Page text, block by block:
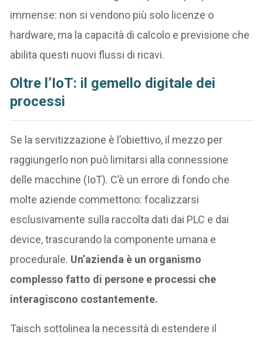
immense: non si vendono più solo licenze o
hardware, ma la capacità di calcolo e previsione che
abilita questi nuovi flussi di ricavi.
Oltre l’IoT: il gemello digitale dei
processi
Se la servitizzazione è l’obiettivo, il mezzo per
raggiungerlo non può limitarsi alla connessione
delle macchine (IoT). C’è un errore di fondo che
molte aziende commettono: focalizzarsi
esclusivamente sulla raccolta dati dai PLC e dai
device, trascurando la componente umana e
procedurale. Un’azienda è un organismo
complesso fatto di persone e processi che
interagiscono costantemente.
Taisch sottolinea la necessità di estendere il